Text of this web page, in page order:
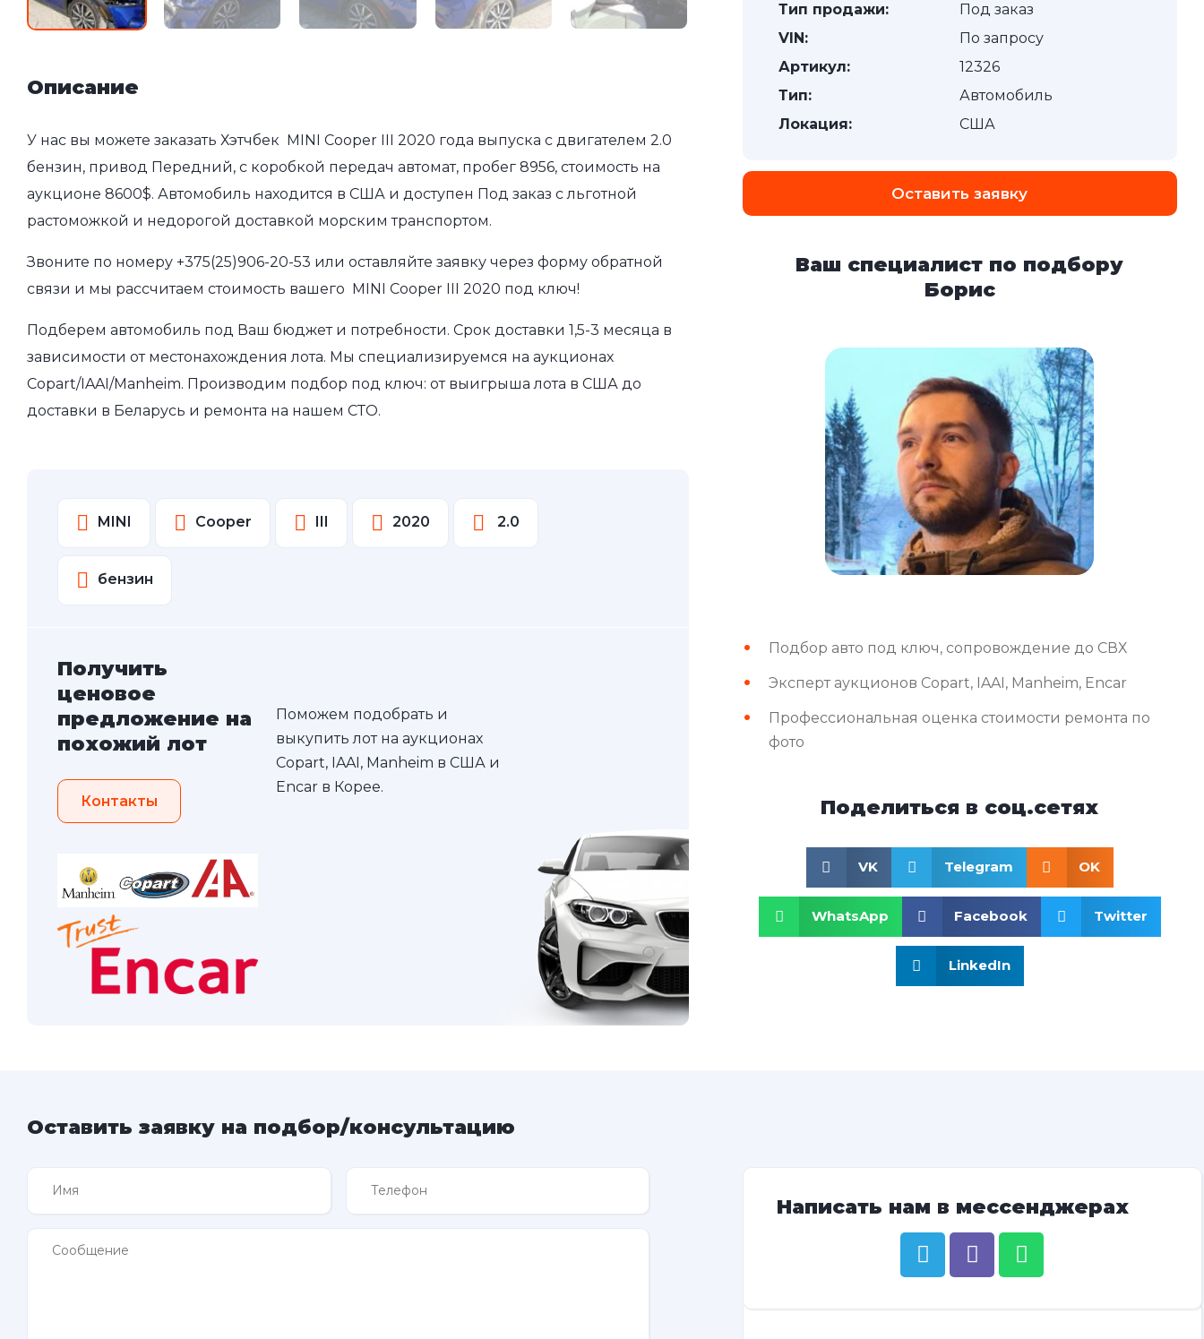
Описание
У нас вы можете заказать Хэтчбек MINI Cooper III 2020 года выпуска с двигателем 2.0
бензин, привод Передний, с коробкой передач автомат, пробег 8956, стоимость на
аукционе 8600$. Автомобиль находится в США и доступен Под заказ с льготной
растоможкой и недорогой доставкой морским транспортом.
Звоните по номеру +375(25)906-20-53 или оставляйте заявку через форму обратной
связи и мы рассчитаем стоимость вашего MINI Cooper III 2020 под ключ!
Подберем автомобиль под Ваш бюджет и потребности. Срок доставки 1,5-3 месяца в
зависимости от местонахождения лота. Мы специализируемся на аукционах
Copart/IAAI/Manheim. Производим подбор под ключ: от выигрыша лота в США до
доставки в Беларусь и ремонта на нашем СТО.
MINI Cooper III 2020 2.0
бензин
Получить
ценовое
предложение на
похожий лот
Контакты
Поможем подобрать и
выкупить лот на аукционах
Copart, IAAI, Manheim в США и
Encar в Корее.
Тип продажи:
Под заказ
VIN:
По запросу
Артикул:
12326
Тип:
Автомобиль
Локация:
США
Оставить заявку
Ваш специалист по подбору
Борис
Подбор авто под ключ, сопровождение до СВХ
Эксперт аукционов Copart, IAAI, Manheim, Encar
Профессиональная оценка стоимости ремонта по
фото
Поделиться в соц.сетях
VK Telegram OK
WhatsApp Facebook Twitter
LinkedIn
Оставить заявку на подбор/консультацию
Написать нам в мессенджерах